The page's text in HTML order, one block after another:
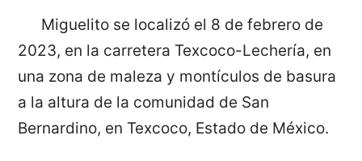
Miguelito se localizó el 8 de febrero de
2023, en la carretera Texcoco-Lechería, en
una zona de maleza y montículos de basura
a la altura de la comunidad de San
Bernardino, en Texcoco, Estado de México.